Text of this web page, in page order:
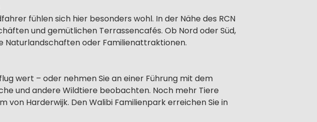
fühlen sich hier besonders wohl. In der Nähe des RCN
und gemütlichen Terrassencafés. Ob Nord oder Süd,
Naturlandschaften oder Familienattraktionen.
wert – oder nehmen Sie an einer Führung mit dem
und andere Wildtiere beobachten. Noch mehr Tiere
von Harderwijk. Den Walibi Familienpark erreichen Sie in